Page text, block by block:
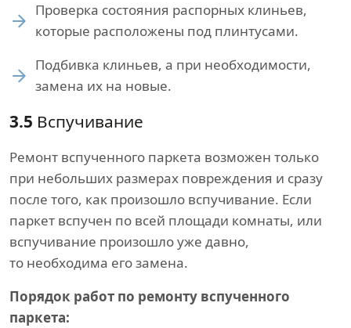
Проверка состояния распорных клиньев,
которые расположены под плинтусами.
Подбивка клиньев, а при необходимости,
замена их на новые.
3.5 Вспучивание
Ремонт вспученного паркета возможен только
при небольших размерах повреждения и сразу
после того, как произошло вспучивание. Если
паркет вспучен по всей площади комнаты, или
вспучивание произошло уже давно,
то необходима его замена.
Порядок работ по ремонту вспученного
паркета: